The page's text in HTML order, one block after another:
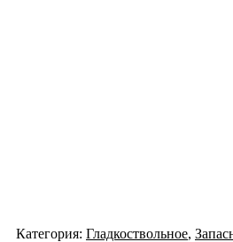
Категория: Гладкоствольное,